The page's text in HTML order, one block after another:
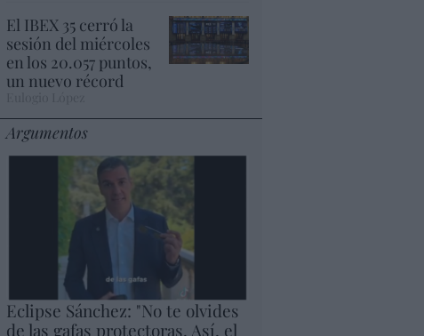
El IBEX 35 cerró la
sesión del miércoles
en los 20.057 puntos,
un nuevo récord
Argumentos
Eclipse Sánchez: "No te olvides
de las gafas protectoras. Así, el